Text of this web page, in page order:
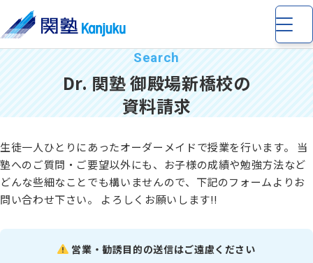
小学生の個別指導・少人数制指導
中学生の個別指導・少人数制指導
高校生の個別指導
Dr. 関塾 御殿場新橋校の
資料請求
生徒一人ひとりにあったオーダーメイドで授業を行います。 当
塾へのご質問・ご要望以外にも、お子様の成績や勉強方法など
どんな些細なことでも構いませんので、下記のフォームよりお
問い合わせ下さい。 よろしくお願いします!!
営業・勧誘目的の送信はご遠慮ください